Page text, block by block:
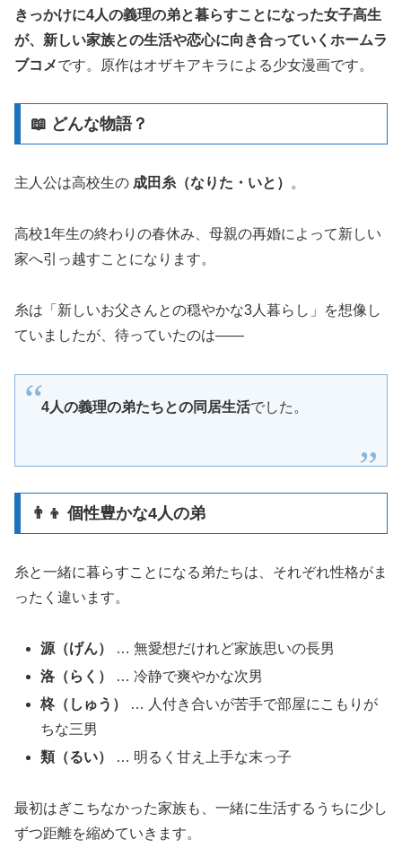
きっかけに4人の義理の弟と暮らすことになった女子高生
が、新しい家族との生活や恋心に向き合っていくホームラ
ブコメです。原作はオザキアキラによる少女漫画です。
📖 どんな物語？
主人公は高校生の 成田糸（なりた・いと） 。
高校1年生の終わりの春休み、母親の再婚によって新しい
家へ引っ越すことになります。
糸は「新しいお父さんとの穏やかな3人暮らし」を想像し
ていましたが、待っていたのは――
4人の義理の弟たちとの同居生活でした。
👨‍👦 個性豊かな4人の弟
糸と一緒に暮らすことになる弟たちは、それぞれ性格がま
ったく違います。
源（げん）
… 無愛想だけれど家族思いの長男
洛（らく）
… 冷静で爽やかな次男
柊（しゅう）
… 人付き合いが苦手で部屋にこもりが
ちな三男
類（るい）
… 明るく甘え上手な末っ子
最初はぎこちなかった家族も、一緒に生活するうちに少し
ずつ距離を縮めていきます。